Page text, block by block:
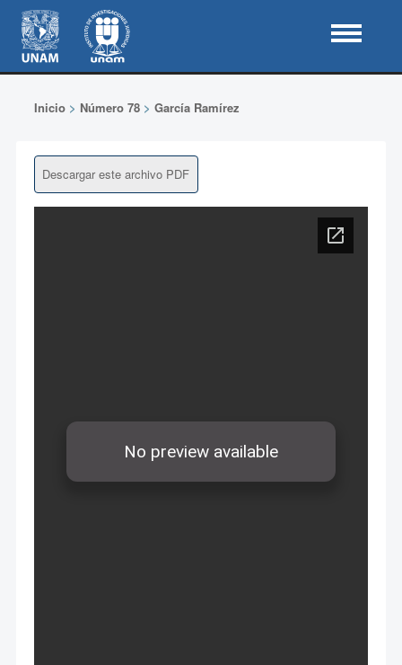
Inicio> Número 78> García Ramírez
Descargar este archivo PDF